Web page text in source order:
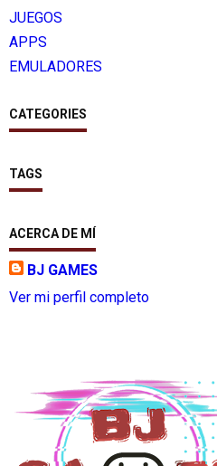
JUEGOS
APPS
EMULADORES
CATEGORIES
TAGS
ACERCA DE MÍ
BJ GAMES
Ver mi perfil completo